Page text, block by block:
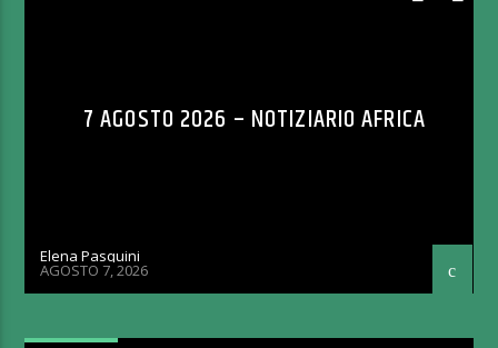
7 AGOSTO 2026 – NOTIZIARIO AFRICA
Elena Pasquini
AGOSTO 7, 2026